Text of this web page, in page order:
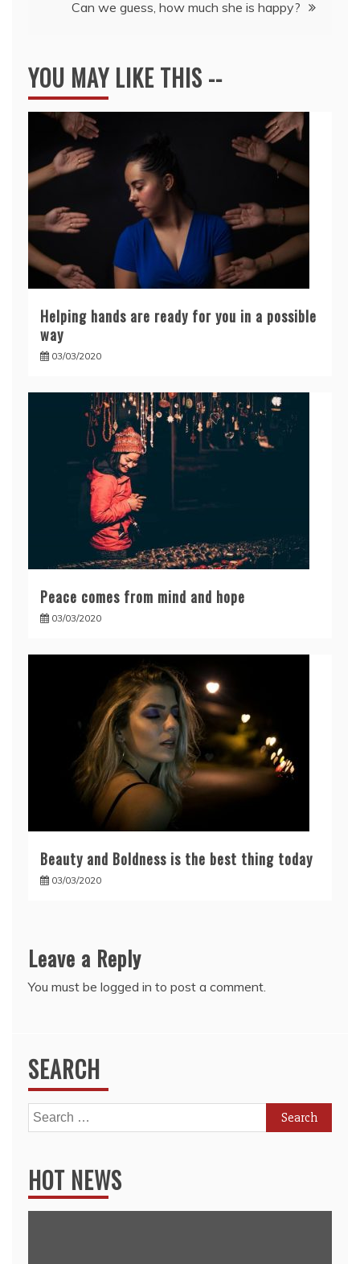
Can we guess, how much she is happy?
YOU MAY LIKE THIS --
Helping hands are ready for you in a possible
way
03/03/2020
Peace comes from mind and hope
03/03/2020
Beauty and Boldness is the best thing today
03/03/2020
Leave a Reply
You must be logged in to post a comment.
SEARCH
Search
for:
HOT NEWS